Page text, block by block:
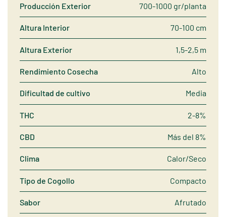
Producción Exterior 700-1000 gr/planta
Altura Interior 70-100 cm
Altura Exterior 1,5-2,5 m
Rendimiento Cosecha Alto
Dificultad de cultivo Media
THC 2-8%
CBD Más del 8%
Clima Calor/Seco
Tipo de Cogollo Compacto
Sabor Afrutado